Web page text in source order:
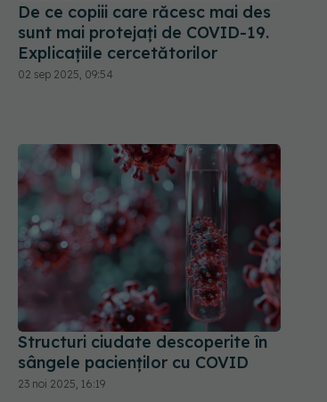
De ce copiii care răcesc mai des
sunt mai protejați de COVID-19.
Explicațiile cercetătorilor
02 sep 2025, 09:54
Structuri ciudate descoperite în
sângele pacienților cu COVID
23 noi 2025, 16:19